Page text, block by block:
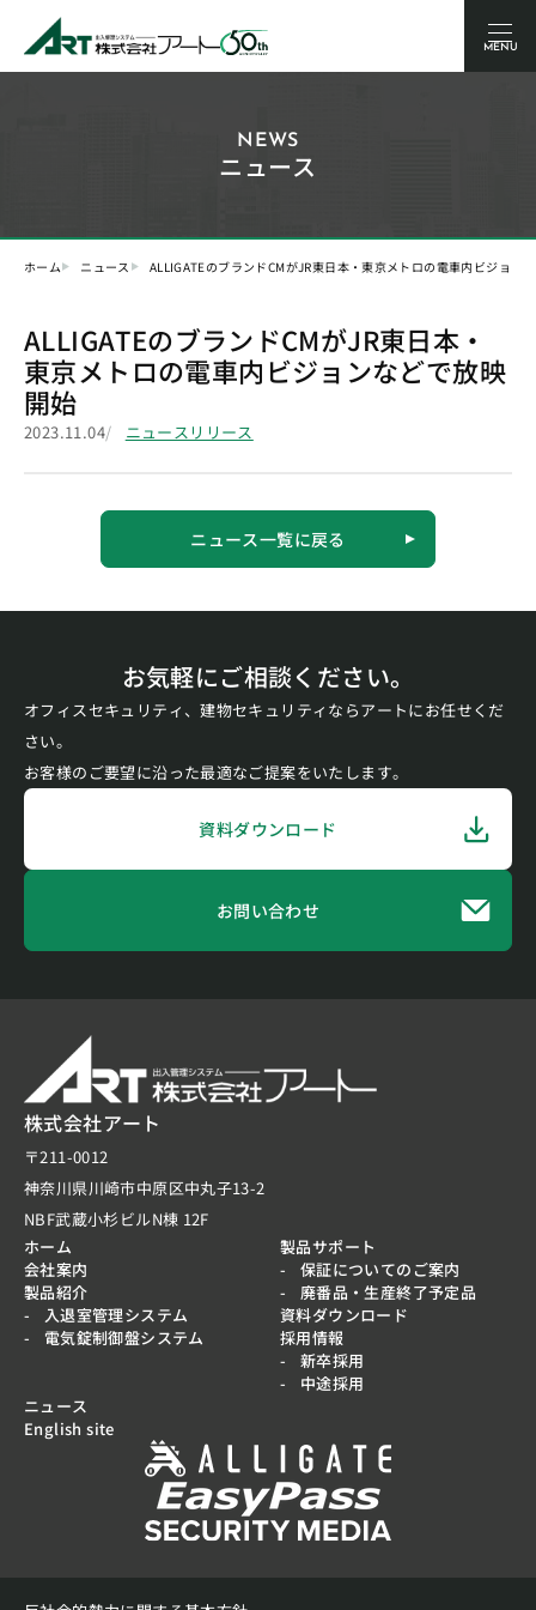
MENU
NEWS
ニュース
ホーム ニュース ALLIGATEのブランドCMがJR東日本・東京メトロの電車内ビジョン
ALLIGATEのブランドCMがJR東日本・
東京メトロの電車内ビジョンなどで放映
開始
2023.11.04 ニュースリリース
ニュース一覧に戻る
お気軽にご相談ください。
オフィスセキュリティ、建物セキュリティならアートにお任せくだ
さい。
お客様のご要望に沿った最適なご提案をいたします。
資料ダウンロード
お問い合わせ
株式会社アート
〒211-0012
神奈川県川崎市中原区中丸子13-2
NBF武蔵小杉ビルN棟 12F
ホーム
会社案内
製品紹介
入退室管理システム
電気錠制御盤システム
製品サポート
保証についてのご案内
廃番品・生産終了予定品
資料ダウンロード
採用情報
新卒採用
中途採用
ニュース
English site